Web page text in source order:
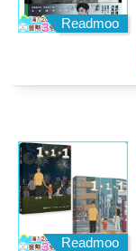
Readmoo
Readmoo